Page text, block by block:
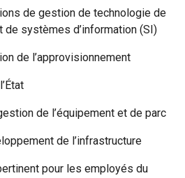
de gestion de technologie de
de systèmes d’information (SI)
de l’approvisionnement
de l’équipement et de parc
de l’infrastructure
pour les employés du